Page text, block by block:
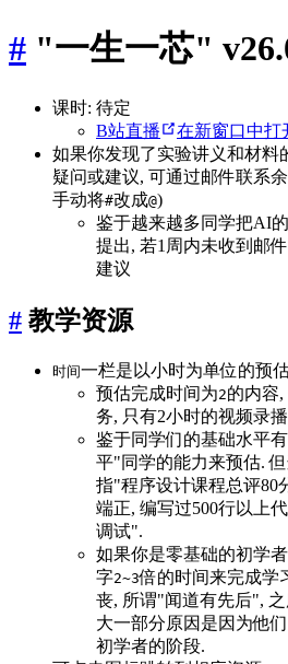
# "一生一芯"
课时: 待定
B站直播
在新窗口中打
如果你发现了实验讲义和材料
疑问或建议, 可通过邮件联系
手动将#改成@)
鉴于越来越多同学把AI
提出, 若1周内未收到邮
建议
# 教学资源
时间一栏是以小时为单位的预
预估完成时间为2的内容
务, 只有2小时的视频录
鉴于同学们的基础水平
平"同学的能力来预估.
指"程序设计课程总评80
端正, 编写过500行以上
调试".
如果你是零基础的初学
字2~3倍的时间来完成学
丧, 所谓"闻道有先后",
大一部分原因是因为他
初学者的阶段.